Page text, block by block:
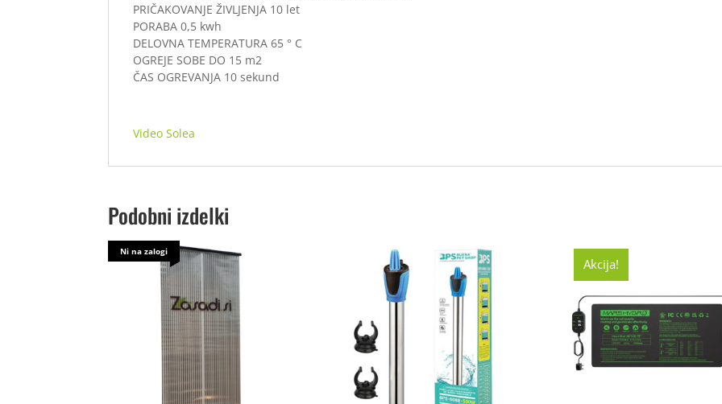
PRIČAKOVANJE ŽIVLJENJA 10 let
PORABA 0,5 kwh
DELOVNA TEMPERATURA 65 ° C
OGREJE SOBE DO 15 m2
ČAS OGREVANJA 10 sekund
Video Solea
Podobni izdelki
Ni na zalogi
Akcija!